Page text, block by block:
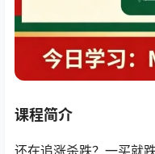
课程简介